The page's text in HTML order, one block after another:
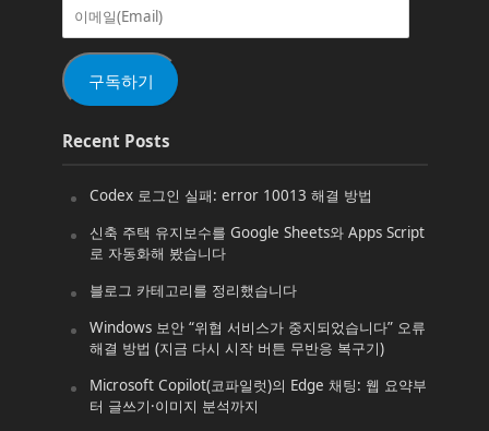
일
(Email)
구독하기
Recent Posts
Codex 로그인 실패: error 10013 해결 방법
신축 주택 유지보수를 Google Sheets와 Apps Script
로 자동화해 봤습니다
블로그 카테고리를 정리했습니다
Windows 보안 “위협 서비스가 중지되었습니다” 오류
해결 방법 (지금 다시 시작 버튼 무반응 복구기)
Microsoft Copilot(코파일럿)의 Edge 채팅: 웹 요약부
터 글쓰기·이미지 분석까지